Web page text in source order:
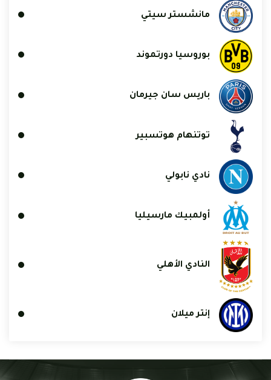
مانشستر سيتي
بوروسيا دورتموند
باريس سان جيرمان
توتنهام هوتسبير
نادي نابولي
أولمبيك مارسيليا
النادي الأهلي
إنتر ميلان